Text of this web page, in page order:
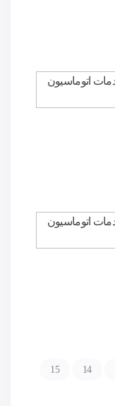
14
15